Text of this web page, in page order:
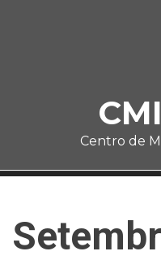
Centro de